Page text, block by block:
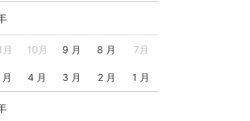
月 10月 9 月 8 月 7月
4 月 3 月 2 月 1 月